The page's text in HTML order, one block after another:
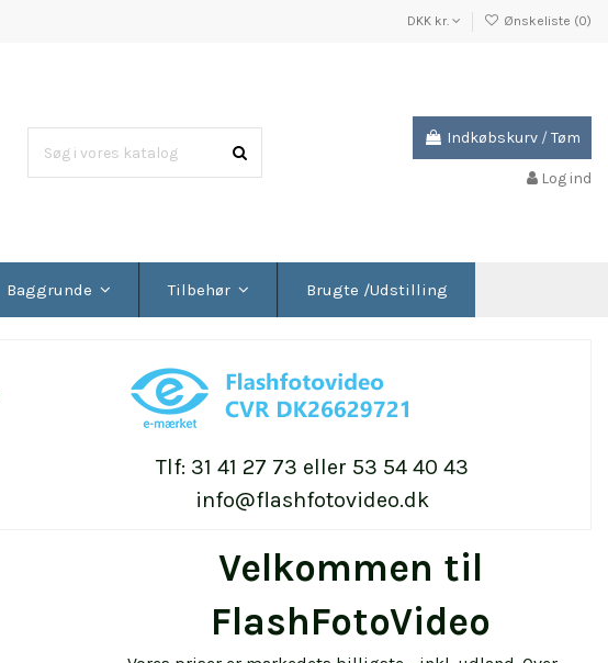
DKK kr. Ønskeliste (0)
Indkøbskurv /Tøm
Log ind
Baggrunde Tilbehør Brugte /Udstilling
Tlf: 31 41 27 73 eller 53 54 40 43
info@flashfotovideo.dk
Velkommen til
FlashFotoVideo